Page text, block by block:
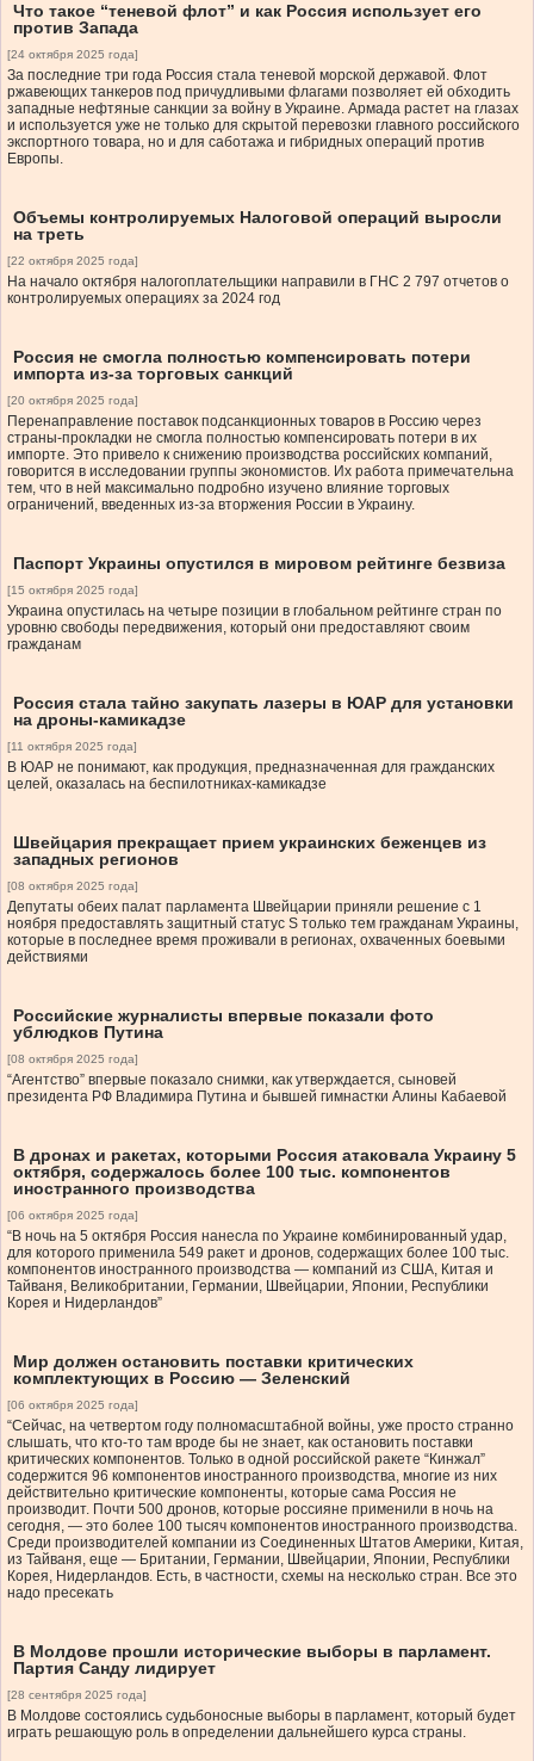
Что такое “теневой флот” и как Россия использует его
против Запада
[24 октября 2025 года]
За последние три года Россия стала теневой морской державой. Флот
ржавеющих танкеров под причудливыми флагами позволяет ей обходить
западные нефтяные санкции за войну в Украине. Армада растет на глазах
и используется уже не только для скрытой перевозки главного российского
экспортного товара, но и для саботажа и гибридных операций против
Европы.
Объемы контролируемых Налоговой операций выросли
на треть
[22 октября 2025 года]
На начало октября налогоплательщики направили в ГНС 2 797 отчетов о
контролируемых операциях за 2024 год
Россия не смогла полностью компенсировать потери
импорта из-за торговых санкций
[20 октября 2025 года]
Перенаправление поставок подсанкционных товаров в Россию через
страны-прокладки не смогла полностью компенсировать потери в их
импорте. Это привело к снижению производства российских компаний,
говорится в исследовании группы экономистов. Их работа примечательна
тем, что в ней максимально подробно изучено влияние торговых
ограничений, введенных из-за вторжения России в Украину.
Паспорт Украины опустился в мировом рейтинге безвиза
[15 октября 2025 года]
Украина опустилась на четыре позиции в глобальном рейтинге стран по
уровню свободы передвижения, который они предоставляют своим
гражданам
Россия стала тайно закупать лазеры в ЮАР для установки
на дроны-камикадзе
[11 октября 2025 года]
В ЮАР не понимают, как продукция, предназначенная для гражданских
целей, оказалась на беспилотниках-камикадзе
Швейцария прекращает прием украинских беженцев из
западных регионов
[08 октября 2025 года]
Депутаты обеих палат парламента Швейцарии приняли решение с 1
ноября предоставлять защитный статус S только тем гражданам Украины,
которые в последнее время проживали в регионах, охваченных боевыми
действиями
Российские журналисты впервые показали фото
ублюдков Путина
[08 октября 2025 года]
“Агентство” впервые показало снимки, как утверждается, сыновей
президента РФ Владимира Путина и бывшей гимнастки Алины Кабаевой
В дронах и ракетах, которыми Россия атаковала Украину 5
октября, содержалось более 100 тыс. компонентов
иностранного производства
[06 октября 2025 года]
“В ночь на 5 октября Россия нанесла по Украине комбинированный удар,
для которого применила 549 ракет и дронов, содержащих более 100 тыс.
компонентов иностранного производства — компаний из США, Китая и
Тайваня, Великобритании, Германии, Швейцарии, Японии, Республики
Корея и Нидерландов”
Мир должен остановить поставки критических
комплектующих в Россию — Зеленский
[06 октября 2025 года]
“Сейчас, на четвертом году полномасштабной войны, уже просто странно
слышать, что кто-то там вроде бы не знает, как остановить поставки
критических компонентов. Только в одной российской ракете “Кинжал”
содержится 96 компонентов иностранного производства, многие из них
действительно критические компоненты, которые сама Россия не
производит. Почти 500 дронов, которые россияне применили в ночь на
сегодня, — это более 100 тысяч компонентов иностранного производства.
Среди производителей компании из Соединенных Штатов Америки, Китая,
из Тайваня, еще — Британии, Германии, Швейцарии, Японии, Республики
Корея, Нидерландов. Есть, в частности, схемы на несколько стран. Все это
надо пресекать
В Молдове прошли исторические выборы в парламент.
Партия Санду лидирует
[28 сентября 2025 года]
В Молдове состоялись судьбоносные выборы в парламент, который будет
играть решающую роль в определении дальнейшего курса страны.